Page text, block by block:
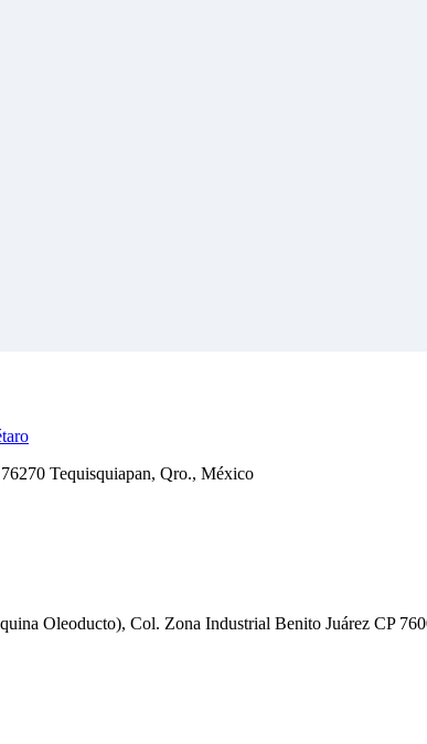
Tequisquiapan, Qro., México
Oleoducto), Col. Zona Industrial Benito Juárez CP